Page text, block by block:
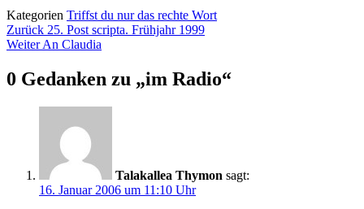
Kategorien Triffst du nur das rechte Wort
Beitragsnavigation
Zurück 25. Post scripta. Frühjahr 1999
Weiter An Claudia
0 Gedanken zu „im Radio“
Talakallea Thymon sagt:
16. Januar 2006 um 11:10 Uhr